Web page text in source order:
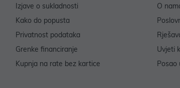
Izjave o sukladnosti
Kako do popusta
Privatnost podataka
Grenke financiranje
Kupnja na rate bez kartice
O
Uvjeti
Posao